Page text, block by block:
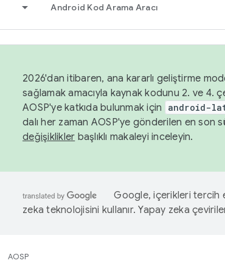
Android Kod Arama Aracı
2026'dan itibaren, ana kararlı geliştirme
sağlamak amacıyla kaynak kodunu 2. ve 4.
AOSP'ye katkıda bulunmak için
android-
dalı her zaman AOSP'ye gönderilen en son
değişiklikler başlıklı makaleyi inceleyin.
Google, içerikleri tercih
zeka teknolojisini kullanır. Yapay zeka
AOSP